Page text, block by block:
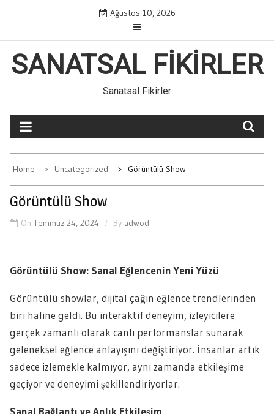
content
Ağustos 10, 2026
SANATSAL FIKIRLER
Sanatsal Fikirler
Home Uncategorized Görüntülü Show
Görüntülü Show
On Temmuz 24, 2024 By adwod
Görüntülü Show: Sanal Eğlencenin Yeni Yüzü
Görüntülü showlar, dijital çağın eğlence trendlerinden
biri haline geldi. Bu interaktif deneyim, izleyicilere
gerçek zamanlı olarak canlı performanslar sunarak
geleneksel eğlence anlayışını değiştiriyor. İnsanlar artık
sadece izlemekle kalmıyor, aynı zamanda etkileşime
geçiyor ve deneyimi şekillendiriyorlar.
Sanal Bağlantı ve Anlık Etkileşim